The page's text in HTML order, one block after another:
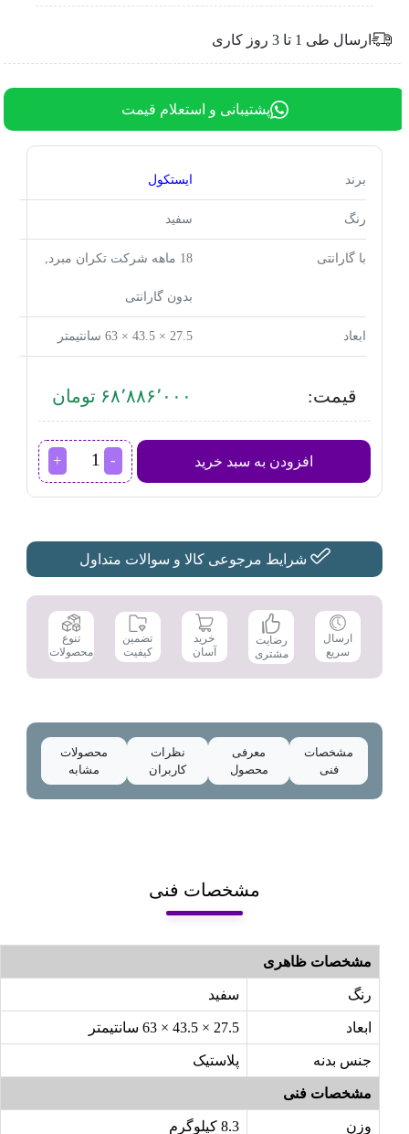
ارسال طی 1 تا 3 روز کاری
پشتیبانی و استعلام قیمت
برند ایستکول
رنگ سفید
با گارانتی 18 ماهه شرکت تکران مبرد,
بدون گارانتی
ابعاد 27.5 × 43.5 × 63 سانتیمتر
قیمت: ۶۸٬۸۸۶٬۰۰۰ تومان
افزودن به سبد خرید
تصفیه
هوای
TW400H
عدد
شرایط مرجوعی کالا و سوالات متداول
ارسال
سریع
رضایت
مشتری
خرید
آسان
تضمین
کیفیت
تنوع
محصولات
مشخصات
فنی
معرفی
محصول
نظرات
کاربران
محصولات
مشابه
مشخصات فنی
مشخصات ظاهری
رنگ سفید
ابعاد 27.5 × 43.5 × 63 سانتیمتر
جنس بدنه پلاستیک
مشخصات فنی
وزن 8.3 کیلوگرم